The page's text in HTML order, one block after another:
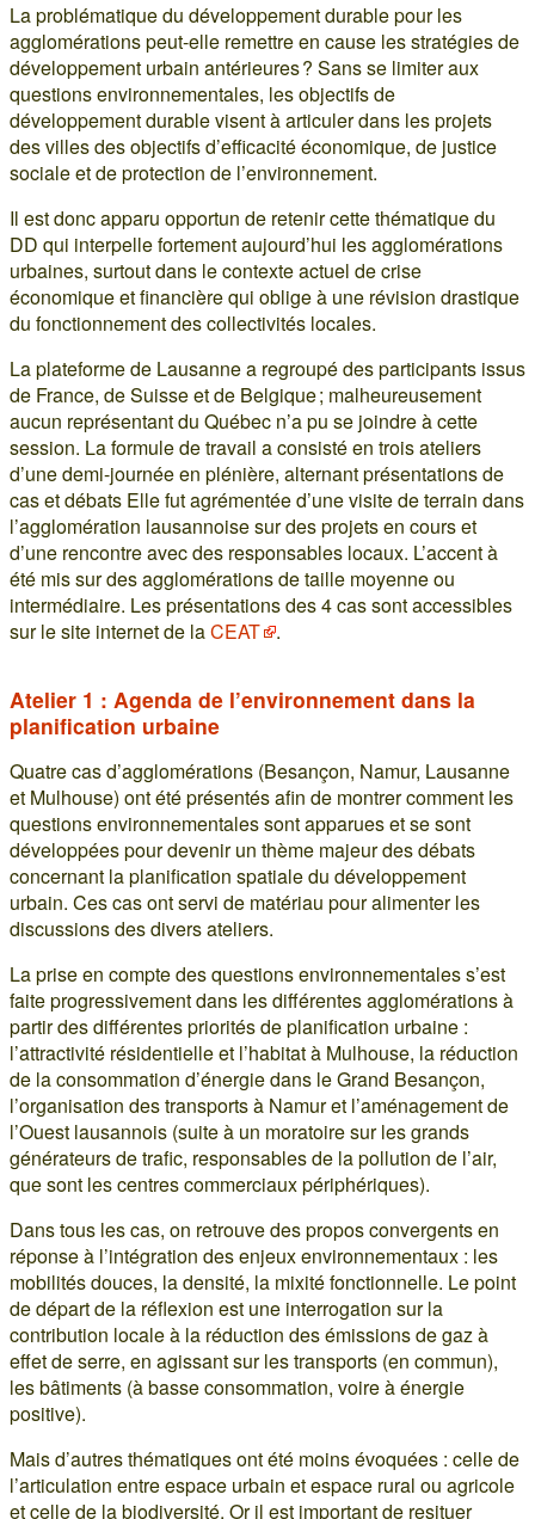
La problématique du développement durable pour les
agglomérations peut-elle remettre en cause les stratégies de
développement urbain antérieures ? Sans se limiter aux
questions environnementales, les objectifs de
développement durable visent à articuler dans les projets
des villes des objectifs d’efficacité économique, de justice
sociale et de protection de l’environnement.
Il est donc apparu opportun de retenir cette thématique du
DD qui interpelle fortement aujourd’hui les agglomérations
urbaines, surtout dans le contexte actuel de crise
économique et financière qui oblige à une révision drastique
du fonctionnement des collectivités locales.
La plateforme de Lausanne a regroupé des participants issus
de France, de Suisse et de Belgique ; malheureusement
aucun représentant du Québec n’a pu se joindre à cette
session. La formule de travail a consisté en trois ateliers
d’une demi-journée en plénière, alternant présentations de
cas et débats Elle fut agrémentée d’une visite de terrain dans
l’agglomération lausannoise sur des projets en cours et
d’une rencontre avec des responsables locaux. L’accent à
été mis sur des agglomérations de taille moyenne ou
intermédiaire. Les présentations des 4 cas sont accessibles
sur le site internet de laCEAT .
Atelier 1 : Agenda de l’environnement dans la
planification urbaine
Quatre cas d’agglomérations (Besançon, Namur, Lausanne
et Mulhouse) ont été présentés afin de montrer comment les
questions environnementales sont apparues et se sont
développées pour devenir un thème majeur des débats
concernant la planification spatiale du développement
urbain. Ces cas ont servi de matériau pour alimenter les
discussions des divers ateliers.
La prise en compte des questions environnementales s’est
faite progressivement dans les différentes agglomérations à
partir des différentes priorités de planification urbaine :
l’attractivité résidentielle et l’habitat à Mulhouse, la réduction
de la consommation d’énergie dans le Grand Besançon,
l’organisation des transports à Namur et l’aménagement de
l’Ouest lausannois (suite à un moratoire sur les grands
générateurs de trafic, responsables de la pollution de l’air,
que sont les centres commerciaux périphériques).
Dans tous les cas, on retrouve des propos convergents en
réponse à l’intégration des enjeux environnementaux : les
mobilités douces, la densité, la mixité fonctionnelle. Le point
de départ de la réflexion est une interrogation sur la
contribution locale à la réduction des émissions de gaz à
effet de serre, en agissant sur les transports (en commun),
les bâtiments (à basse consommation, voire à énergie
positive).
Mais d’autres thématiques ont été moins évoquées : celle de
l’articulation entre espace urbain et espace rural ou agricole
et celle de la biodiversité. Or il est important de resituer